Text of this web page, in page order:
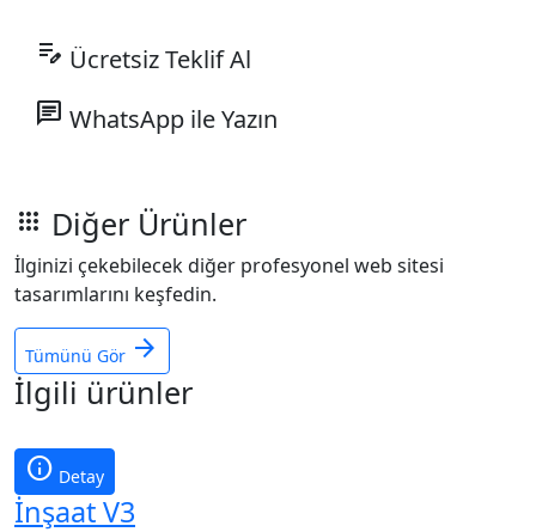
edit_note Ücretsiz Teklif Al
chat WhatsApp ile Yazın
apps Diğer Ürünler
İlginizi çekebilecek diğer profesyonel web sitesi
tasarımlarını keşfedin.
Tümünü Gör arrow_forward
İlgili ürünler
info Detay
İnşaat V3